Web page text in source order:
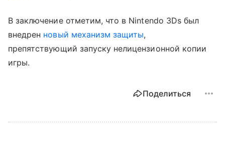
В заключение отметим, что в Nintendo 3Ds был
внедрен новый механизм защиты,
препятствующий запуску нелицензионной копии
игры.
Поделиться